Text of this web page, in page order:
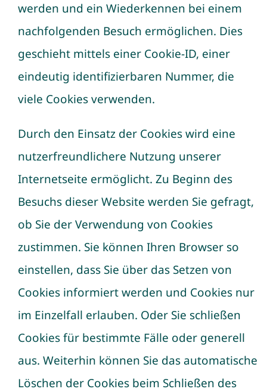
werden und ein Wiederkennen bei einem
nachfolgenden Besuch ermöglichen. Dies
geschieht mittels einer Cookie-ID, einer
eindeutig identifizierbaren Nummer, die
viele Cookies verwenden.
Durch den Einsatz der Cookies wird eine
nutzerfreundlichere Nutzung unserer
Internetseite ermöglicht. Zu Beginn des
Besuchs dieser Website werden Sie gefragt,
ob Sie der Verwendung von Cookies
zustimmen. Sie können Ihren Browser so
einstellen, dass Sie über das Setzen von
Cookies informiert werden und Cookies nur
im Einzelfall erlauben. Oder Sie schließen
Cookies für bestimmte Fälle oder generell
aus. Weiterhin können Sie das automatische
Löschen der Cookies beim Schließen des